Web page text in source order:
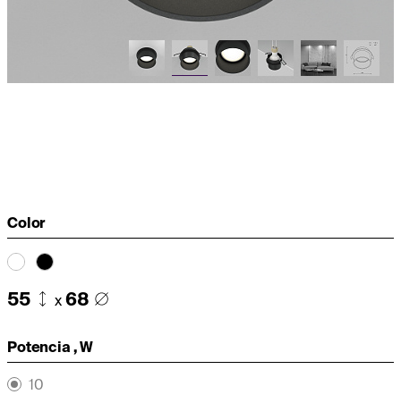
Color
55 x68
Potencia , W
10